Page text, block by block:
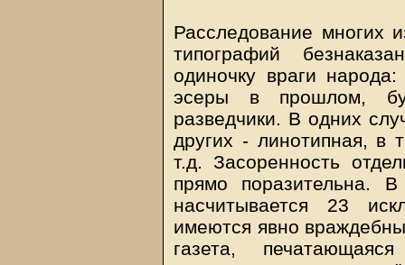
Расследование многих
типографий
одиночку враги
эсеры в прошлом,
разведчики. В одних
других - линотипная, в
т.д. Засоренность
прямо поразительна.
насчитывается 23
имеются явно
газета,